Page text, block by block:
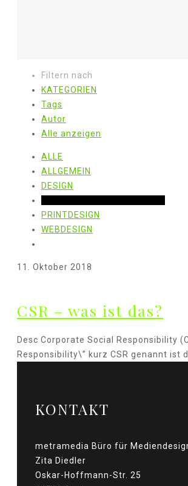
Filtern nach
KATEGORIEN
Tags
Autor
Alle anzeigen
ALLE
ALLGEMEIN
DESIGN
PRINTDESIGN
WEBDESIGN
11. Oktober 2018
CSR – was ist das?
Desc Corporate Social Responsibility
Responsibility\” kurz CSR genannt ist
KONTAKT
metramedia Büro für
Zita Diedler
Oskar-Hoffmann-Str. 25